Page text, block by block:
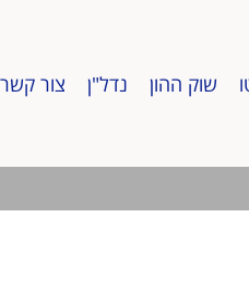
שוק ההון נדל"ן צור קשר